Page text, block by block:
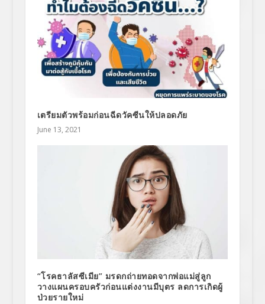
เตรียมตัวพร้อมก่อนฉีดวัคซีนให้ปลอดภัย
June 13, 2021
“โรคธาลัสซีเมีย” มรดกถ่ายทอดจากพ่อแม่สู่ลูก
วางแผนครอบครัวก่อนแต่งงานมีบุตร ลดการเกิดผู้
ป่วยรายใหม่